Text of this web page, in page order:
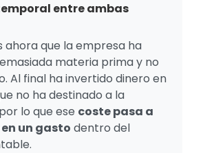
entre ambas
ahora que la empresa ha
materia prima y no
Al final ha invertido dinero en
no ha destinado a la
lo que ese coste pasa a
un gasto dentro del